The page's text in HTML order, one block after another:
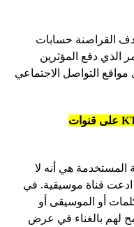
أوائل عام 2020، استهدف القراصنة حسابات
الذي دفع المؤثرين
التواصل الاجتماعي
تابع KT على قنوات
المستخدمة هي أنه لا
ادعت قناة موسيقية. في
أو الموسيقى أو
لهم بالغناء في عرض